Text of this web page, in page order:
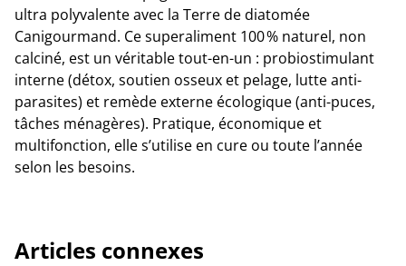
ultra polyvalente avec la Terre de diatomée
Canigourmand. Ce superaliment 100 % naturel, non
calciné, est un véritable tout-en-un : probiostimulant
interne (détox, soutien osseux et pelage, lutte anti-
parasites) et remède externe écologique (anti-puces,
tâches ménagères). Pratique, économique et
multifonction, elle s’utilise en cure ou toute l’année
selon les besoins.
Articles connexes